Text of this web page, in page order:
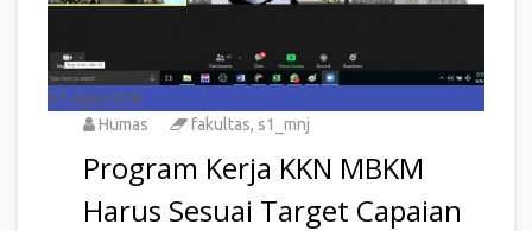
07 Agu 2026
Humas
fakultas, s1_mnj
Program Kerja KKN MBKM
Harus Sesuai Target Capaian